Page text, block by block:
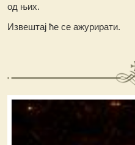
од њих.
Извештај ће се ажурирати.